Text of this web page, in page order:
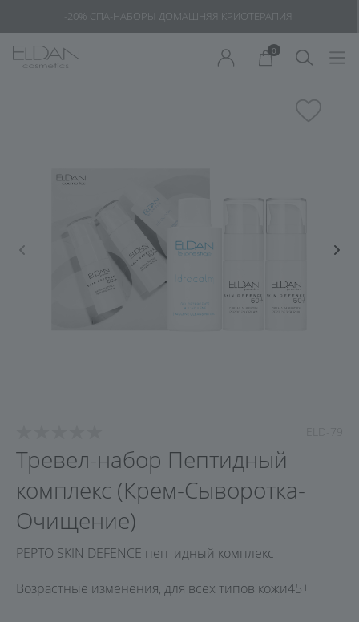
-20% СПА-НАБОРЫ ДОМАШНЯЯ КРИОТЕРАПИЯ
0
Тревел-набор Пептидный
комплекс (Крем-Сыворотка-
Очищение)
PEPTO SKIN DEFENCE пептидный комплекс
45+
Возрастные изменения, для всех типов кожи